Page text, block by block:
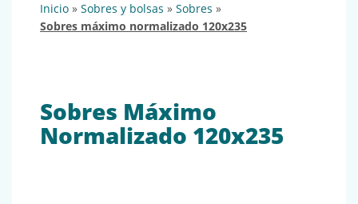
inicio » sobres y bolsas » sobres »
sobres máximo normalizado 120x235
Sobres Máximo
Normalizado 120x235